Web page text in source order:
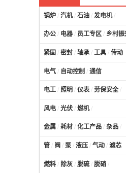
锅炉 / 汽机/ 石油 / 发电机/
办公 / 电器 / 员工专区 / 乡村振
紧固 / 密封 / 轴承 / 工具 / 传动
电气 / 自动控制 / 通信
电工 / 照明 / 仪表 / 劳保安全 /
风电 / 光伏 / 燃机/
金属 / 耗材 / 化工产品 / 杂品 /
管 / 阀 / 泵 / 液压 / 气动 / 滤芯
燃料 / 除灰 / 脱硫 / 脱硝 /